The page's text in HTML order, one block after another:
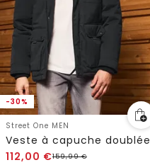
-30%
Street One MEN
Veste à capuche doublée
112,00 €159,99€